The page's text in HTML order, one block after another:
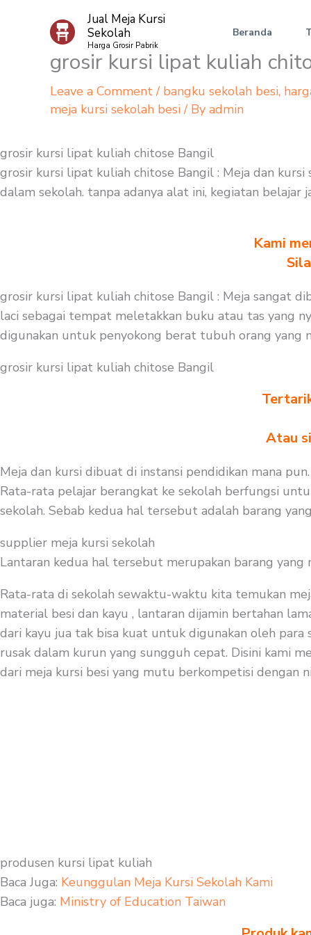
Jual Meja Kursi
Sekolah
Harga Grosir Pabrik
Beranda
grosir kursi lipat kuliah
Leave a Comment / bangku sekolah besi,
meja kursi sekolah besi/ By admin
grosir kursi lipat kuliah chitose Bangil
grosir kursi lipat kuliah chitose Bangil : Meja dan
dalam sekolah. tanpa adanya alat ini, kegiatan
Kami
grosir kursi lipat kuliah chitose Bangil : Meja sangat
laci sebagai tempat meletakkan buku atau tas yang
digunakan untuk penyokong berat tubuh orang yang
grosir kursi lipat kuliah chitose Bangil
Atau
Meja dan kursi dibuat di instansi pendidikan mana
Rata-rata pelajar berangkat ke sekolah berfungsi
sekolah. Sebab kedua hal tersebut adalah barang
supplier meja kursi sekolah
Lantaran kedua hal tersebut merupakan barang
Rata-rata di sekolah sewaktu-waktu kita temukan
material besi dan kayu , lantaran dijamin bertahan
dari kayu jua tak bisa kuat untuk digunakan oleh
rusak dalam kurun yang sungguh cepat. Disini kami
dari meja kursi besi yang mutu berkompetisi dengan
produsen kursi lipat kuliah
Baca Juga: Keunggulan Meja Kursi Sekolah Kami
Baca juga: Ministry of Education Taiwan